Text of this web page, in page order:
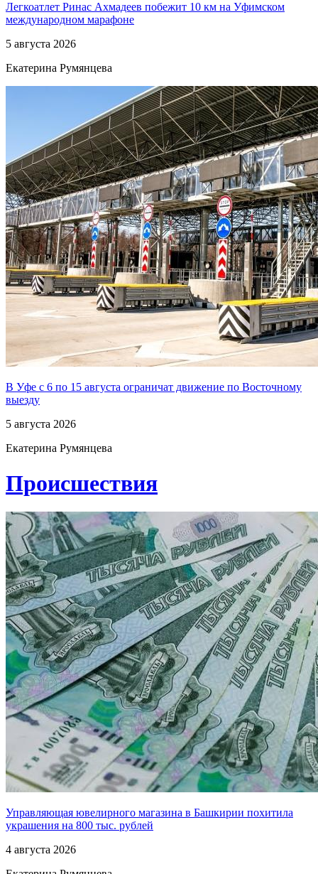
Легкоатлет Ринас Ахмадеев побежит 10 км на Уфимском
международном марафоне
5 августа 2026
Екатерина Румянцева
В Уфе с 6 по 15 августа ограничат движение по Восточному
выезду
5 августа 2026
Екатерина Румянцева
Проиcшествия
Управляющая ювелирного магазина в Башкирии похитила
украшения на 800 тыс. рублей
4 августа 2026